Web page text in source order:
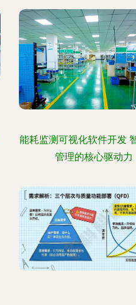
能耗监测可视化软件开发
管理的核心驱动力